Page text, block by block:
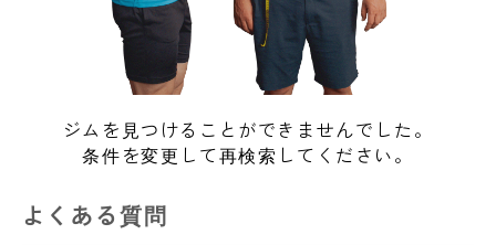
ジムを見つけることができませんでした。
条件を変更して再検索してください。
よくある質問